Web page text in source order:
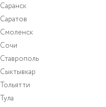
Саранск
Саратов
Смоленск
Сочи
Ставрополь
Сыктывкар
Тольятти
Тула